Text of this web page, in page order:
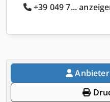
+39 049 7...